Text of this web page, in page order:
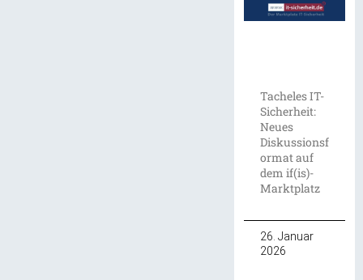
Tacheles IT-
Sicherheit:
Neues
Diskussionsf
ormat auf
dem if(is)-
Marktplatz
26. Januar
2026